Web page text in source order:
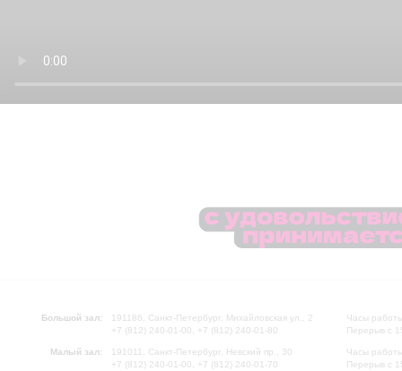
Большой зал:
191186, Санкт-Петербург, Михайловская ул., 2
+7 (812) 240-01-00, +7 (812) 240-01-80
Малый зал:
191011, Санкт-Петербург, Невский пр., 30
+7 (812) 240-01-00, +7 (812) 240-01-70
Часы
Перерыв с
Часы
Перерыв с